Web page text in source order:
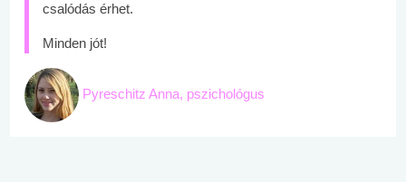
csalódás érhet.
Minden jót!
Pyreschitz Anna, pszichológus